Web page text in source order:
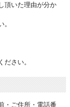
頂いた理由が分か
さい。
・ご住所・電話番